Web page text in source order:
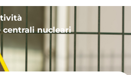
centrali nucleari